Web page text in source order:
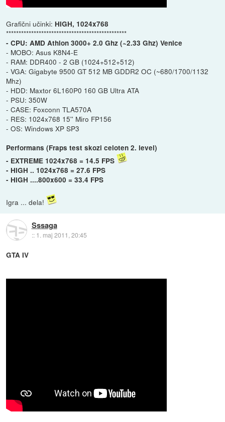
Grafični učinki: HIGH, 1024x768
************************************************
- CPU: AMD Athlon 3000+ 2.0 Ghz (~2.33 Ghz) Venice
- MOBO: Asus K8N4-E
- RAM: DDR400 - 2 GB (1024+512+512)
- VGA: Gigabyte 9500 GT 512 MB GDDR2 OC (~680/1700/1132
Mhz)
- HDD: Maxtor 6L160P0 160 GB Ultra ATA
- PSU: 350W
- CASE: Foxconn TLA570A
- RES: 1024x768 15'' Miro FP156
- OS: Windows XP SP3
Performans (Fraps test skozi celoten 2. level)
- EXTREME 1024x768 = 14.5 FPS
- HIGH .. 1024x768 = 27.6 FPS
- HIGH ....800x600 = 33.4 FPS
Igra ... dela!
Sssaga
:: 1. maj 2011, 20:45
GTA IV